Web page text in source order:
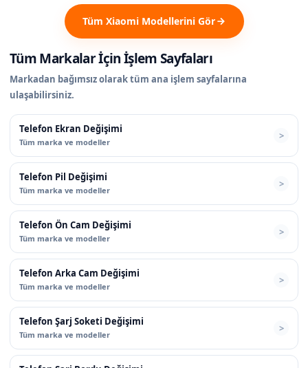
Tüm Xiaomi Modellerini Gör
Tüm Markalar İçin İşlem Sayfaları
Markadan bağımsız olarak tüm ana işlem sayfalarına
ulaşabilirsiniz.
Telefon Ekran Değişimi
Tüm marka ve modeller
Telefon Pil Değişimi
Tüm marka ve modeller
Telefon Ön Cam Değişimi
Tüm marka ve modeller
Telefon Arka Cam Değişimi
Tüm marka ve modeller
Telefon Şarj Soketi Değişimi
Tüm marka ve modeller